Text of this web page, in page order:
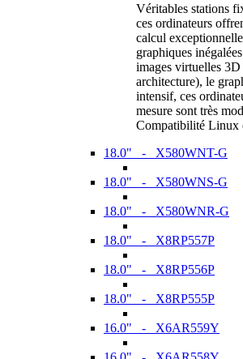
Véritables stations
ces ordinateurs
calcul
graphiques
images virtuelles
architecture), le
intensif, ces
mesure sont très
Compatibilité Linux
18.0" - X580WNT-G
18.0" - X580WNS-G
18.0" - X580WNR-G
18.0" - X8RP557P
18.0" - X8RP556P
18.0" - X8RP555P
16.0" - X6AR559Y